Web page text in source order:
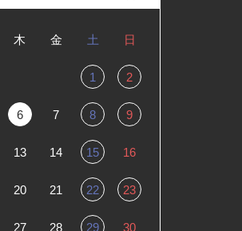
木 金 土 日
1 2
6 7 8 9
13 14 15 16
20 21 22 23
27 28 29 30